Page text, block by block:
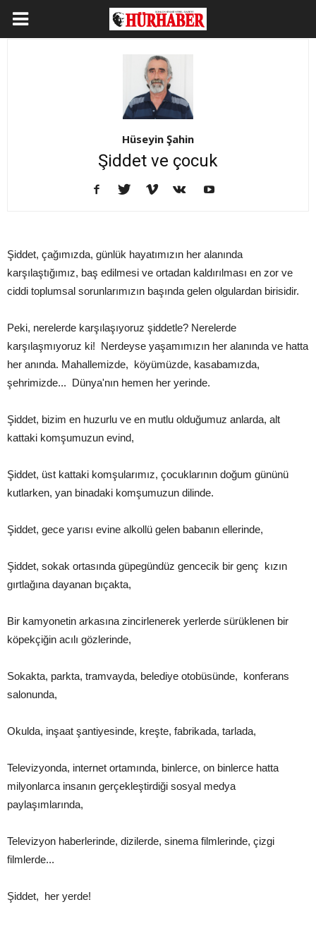
Hüseyin Şahin
Şiddet ve çocuk
Şiddet, çağımızda, günlük hayatımızın her alanında
karşılaştığımız, baş edilmesi ve ortadan kaldırılması en zor ve
ciddi toplumsal sorunlarımızın başında gelen olgulardan birisidir.
Peki, nerelerde karşılaşıyoruz şiddetle? Nerelerde
karşılaşmıyoruz ki! Nerdeyse yaşamımızın her alanında ve hatta
her anında. Mahallemizde, köyümüzde, kasabamızda,
şehrimizde... Dünya'nın hemen her yerinde.
Şiddet, bizim en huzurlu ve en mutlu olduğumuz anlarda, alt
kattaki komşumuzun evind,
Şiddet, üst kattaki komşularımız, çocuklarının doğum gününü
kutlarken, yan binadaki komşumuzun dilinde.
Şiddet, gece yarısı evine alkollü gelen babanın ellerinde,
Şiddet, sokak ortasında güpegündüz gencecik bir genç kızın
gırtlağına dayanan bıçakta,
Bir kamyonetin arkasına zincirlenerek yerlerde sürüklenen bir
köpekçiğin acılı gözlerinde,
Sokakta, parkta, tramvayda, belediye otobüsünde, konferans
salonunda,
Okulda, inşaat şantiyesinde, kreşte, fabrikada, tarlada,
Televizyonda, internet ortamında, binlerce, on binlerce hatta
milyonlarca insanın gerçekleştirdiği sosyal medya
paylaşımlarında,
Televizyon haberlerinde, dizilerde, sinema filmlerinde, çizgi
filmlerde...
Şiddet, her yerde!